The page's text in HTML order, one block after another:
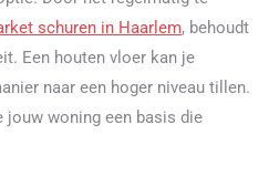
schuren in Haarlem, behoudt
Een houten vloer kan je
naar een hoger niveau tillen.
jouw woning een basis die